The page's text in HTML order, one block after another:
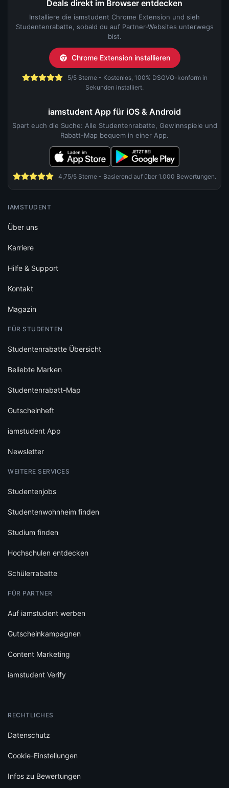
Deals direkt im Browser entdecken
Installiere die iamstudent Chrome Extension und sieh
Studentenrabatte, sobald du auf Partner-Websites unterwegs
bist.
Chrome Extension installieren
5/5 Sterne - Kostenlos, 100% DSGVO-konform in
Sekunden installiert.
iamstudent App für iOS & Android
Spart euch die Suche: Alle Studentenrabatte, Gewinnspiele und
Rabatt-Map bequem in einer App.
4,75/5 Sterne - Basierend auf über 1.000 Bewertungen.
IAMSTUDENT
Über uns
Karriere
Hilfe & Support
Kontakt
Magazin
FÜR STUDENTEN
Studentenrabatte Übersicht
Beliebte Marken
Studentenrabatt-Map
Gutscheinheft
iamstudent App
Newsletter
WEITERE SERVICES
Studentenjobs
Studentenwohnheim finden
Studium finden
Hochschulen entdecken
Schülerrabatte
FÜR PARTNER
Auf iamstudent werben
Gutscheinkampagnen
Content Marketing
iamstudent Verify
RECHTLICHES
Datenschutz
Cookie-Einstellungen
Infos zu Bewertungen